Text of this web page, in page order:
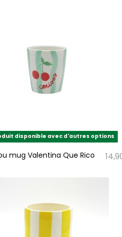
disponible avec d'autres options
mug Valentina Que Rico